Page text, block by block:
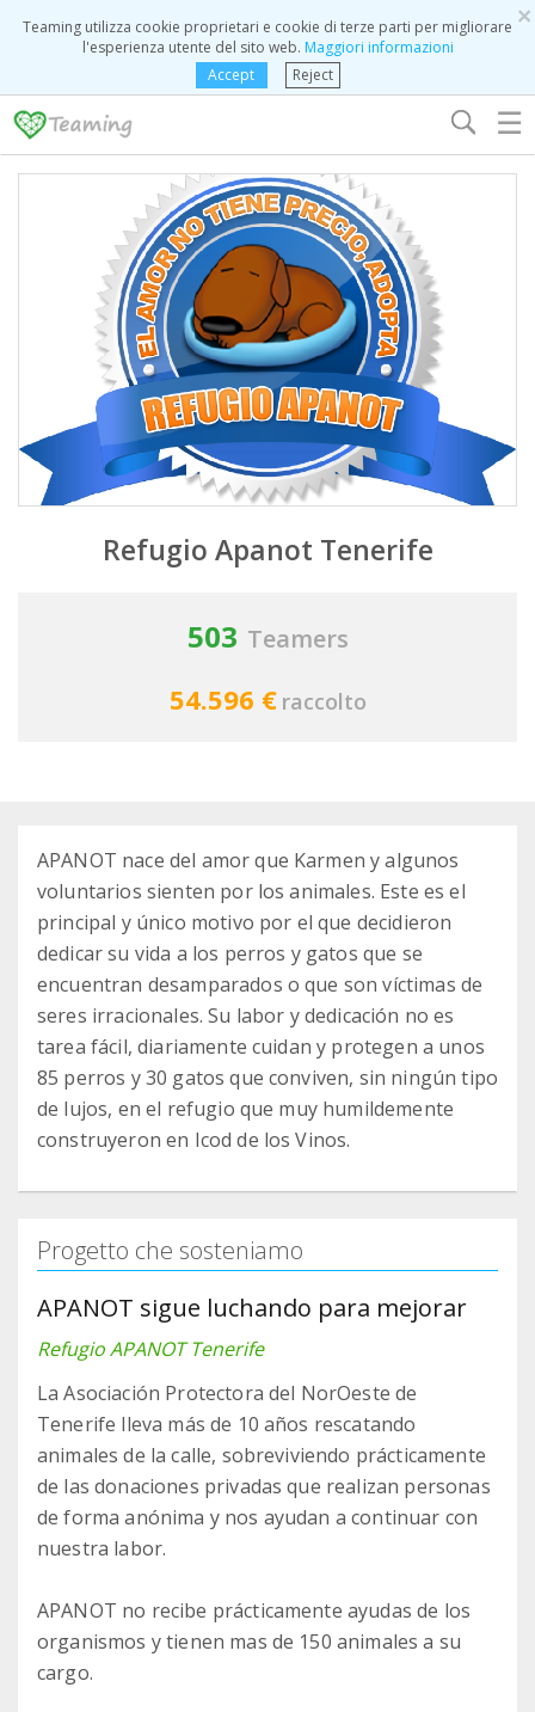
×
Teaming utilizza cookie proprietari e cookie di terze parti per migliorare
l'esperienza utente del sito web. Maggiori informazioni
Accept
Reject
☰
Refugio Apanot Tenerife
503 Teamers
54.596 € raccolto
APANOT nace del amor que Karmen y algunos
voluntarios sienten por los animales. Este es el
principal y único motivo por el que decidieron
dedicar su vida a los perros y gatos que se
encuentran desamparados o que son víctimas de
seres irracionales. Su labor y dedicación no es
tarea fácil, diariamente cuidan y protegen a unos
85 perros y 30 gatos que conviven, sin ningún tipo
de lujos, en el refugio que muy humildemente
construyeron en Icod de los Vinos.
Progetto che sosteniamo
APANOT sigue luchando para mejorar
Refugio APANOT Tenerife
La Asociación Protectora del NorOeste de
Tenerife lleva más de 10 años rescatando
animales de la calle, sobreviviendo prácticamente
de las donaciones privadas que realizan personas
de forma anónima y nos ayudan a continuar con
nuestra labor.
APANOT no recibe prácticamente ayudas de los
organismos y tienen mas de 150 animales a su
cargo.